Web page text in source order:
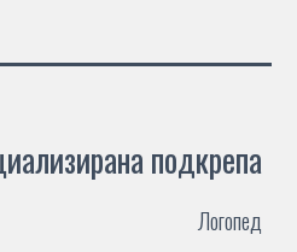
подкрепа
Логопед